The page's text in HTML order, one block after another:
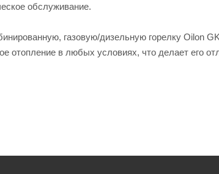
обслуживание.
газовую/дизельную горелку Oilon
отопление в любых условиях, что делает его